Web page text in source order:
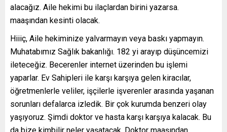
alacağız. Aile hekimi bu ilaçlardan birini yazarsa.
maaşından kesinti olacak.
Hiiiç, Aile hekiminize yalvarmayın veya baskı yapmayın.
Muhatabımız Sağlık bakanlığı. 182 yi arayıp düşüncemizi
ileteceğiz. Becerenler internet üzerinden bu işlemi
yaparlar. Ev Sahipleri ile karşı karşıya gelen kiracılar,
öğretmenlerle veliler, işçilerle işverenler arasında yaşanan
sorunları defalarca izledik. Bir çok kurumda benzeri olay
yaşıyoruz. Şimdi doktor ve hasta karşı karşıya kalacak. Bu